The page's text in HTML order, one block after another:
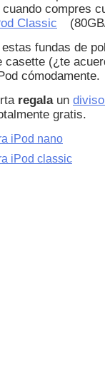
compres
Classic
fundas de
casette (¿te
cómodamente.
regalaun
gratis.
iPod nano
iPod classic